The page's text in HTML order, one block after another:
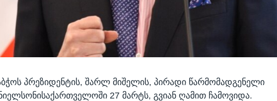
პრეზიდენტის, შარლ მიშელის, პირადი წარმომადგენელი
27 მარტს, გვიან ღამით ჩამოვიდა.